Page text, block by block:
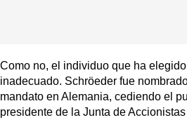
Como no, el individuo que ha
inadecuado. Schröeder fue
mandato en Alemania, cediendo el
presidente de la Junta de